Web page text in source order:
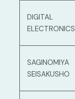
DIGITAL
ELECTRONICS
SAGINOMIYA
SEISAKUSHO